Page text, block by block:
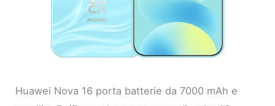
Huawei Nova 16 porta batterie da 7000 mAh e